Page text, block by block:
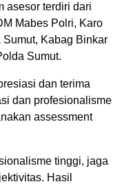
asesor terdiri dari
Mabes Polri, Karo
Kabag Binkar
Sumut.
dan terima
dan profesionalisme
assessment
tinggi, jaga
Hasil